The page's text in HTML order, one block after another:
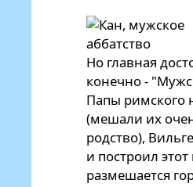
Но главная
конечно -
Папы римского
(мешали их
родство),
и построил
размешается